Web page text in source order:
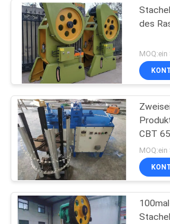
des
MOQ:ein
CBT 65
MOQ:ein